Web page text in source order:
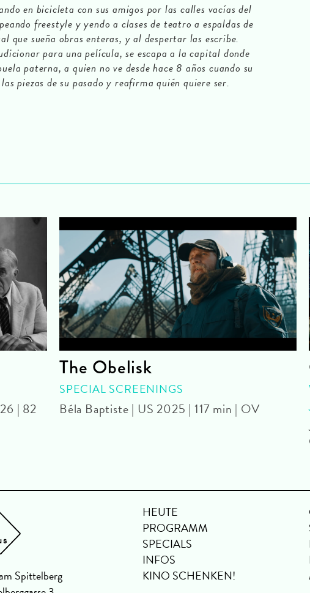
en bicicleta con sus amigos por las calles vacías del
freestyle y yendo a clases de teatro a espaldas de
que sueña obras enteras, y al despertar las escribe.
para una película, se escapa a la capital donde
paterna, a quien no ve desde hace 8 años cuando su
piezas de su pasado y reafirma quién quiere ser.
| 82
The Obelisk
SPECIAL SCREENINGS
Béla Baptiste | US 2025 | 117 min | OV
Spittelberg
HEUTE
PROGRAMM
SPECIALS
INFOS
KINO SCHENKEN!